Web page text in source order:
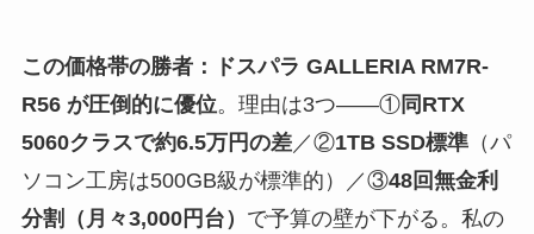
この価格帯の勝者：ドスパラ GALLERIA RM7R-
R56 が圧倒的に優位。理由は3つ——①同RTX
5060クラスで約6.5万円の差／②1TB SSD標準（パ
ソコン工房は500GB級が標準的）／③48回無金利
分割（月々3,000円台） で予算の壁が下がる。私の